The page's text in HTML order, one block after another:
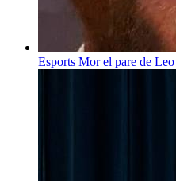
Esports Mor el pare de